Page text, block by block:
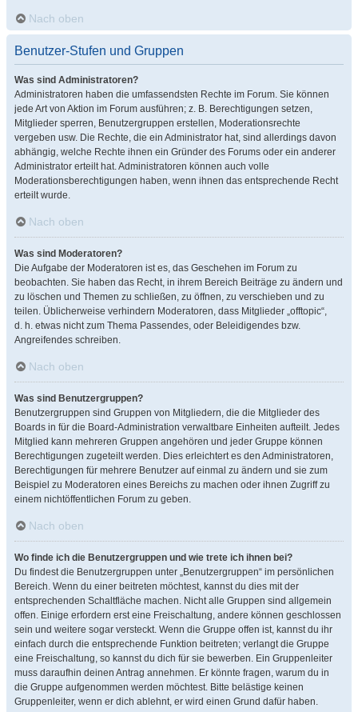
Nach oben
Benutzer-Stufen und Gruppen
Was sind Administratoren?
Administratoren haben die umfassendsten Rechte im Forum. Sie können
jede Art von Aktion im Forum ausführen; z. B. Berechtigungen setzen,
Mitglieder sperren, Benutzergruppen erstellen, Moderationsrechte
vergeben usw. Die Rechte, die ein Administrator hat, sind allerdings davon
abhängig, welche Rechte ihnen ein Gründer des Forums oder ein anderer
Administrator erteilt hat. Administratoren können auch volle
Moderationsberechtigungen haben, wenn ihnen das entsprechende Recht
erteilt wurde.
Nach oben
Was sind Moderatoren?
Die Aufgabe der Moderatoren ist es, das Geschehen im Forum zu
beobachten. Sie haben das Recht, in ihrem Bereich Beiträge zu ändern und
zu löschen und Themen zu schließen, zu öffnen, zu verschieben und zu
teilen. Üblicherweise verhindern Moderatoren, dass Mitglieder „offtopic“,
d. h. etwas nicht zum Thema Passendes, oder Beleidigendes bzw.
Angreifendes schreiben.
Nach oben
Was sind Benutzergruppen?
Benutzergruppen sind Gruppen von Mitgliedern, die die Mitglieder des
Boards in für die Board-Administration verwaltbare Einheiten aufteilt. Jedes
Mitglied kann mehreren Gruppen angehören und jeder Gruppe können
Berechtigungen zugeteilt werden. Dies erleichtert es den Administratoren,
Berechtigungen für mehrere Benutzer auf einmal zu ändern und sie zum
Beispiel zu Moderatoren eines Bereichs zu machen oder ihnen Zugriff zu
einem nichtöffentlichen Forum zu geben.
Nach oben
Wo finde ich die Benutzergruppen und wie trete ich ihnen bei?
Du findest die Benutzergruppen unter „Benutzergruppen“ im persönlichen
Bereich. Wenn du einer beitreten möchtest, kannst du dies mit der
entsprechenden Schaltfläche machen. Nicht alle Gruppen sind allgemein
offen. Einige erfordern erst eine Freischaltung, andere können geschlossen
sein und weitere sogar versteckt. Wenn die Gruppe offen ist, kannst du ihr
einfach durch die entsprechende Funktion beitreten; verlangt die Gruppe
eine Freischaltung, so kannst du dich für sie bewerben. Ein Gruppenleiter
muss daraufhin deinen Antrag annehmen. Er könnte fragen, warum du in
die Gruppe aufgenommen werden möchtest. Bitte belästige keinen
Gruppenleiter, wenn er dich ablehnt, er wird einen Grund dafür haben.